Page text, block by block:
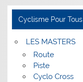
Cyclisme Pour Tous
LES MASTERS
Route
Piste
Cyclo Cross